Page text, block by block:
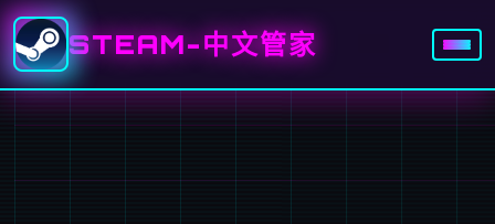
STEAM-中文管家